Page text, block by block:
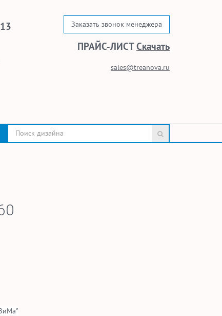
Заказать звонок менеджера
ПРАЙС-ЛИСТСкачать
sales@treanova.ru